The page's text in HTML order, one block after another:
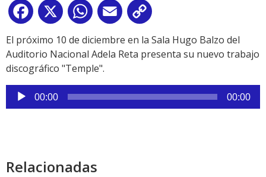
Facebook
X WhatsApp
Email
Link
El próximo 10 de diciembre en la Sala Hugo Balzo del
Auditorio Nacional Adela Reta presenta su nuevo trabajo
discográfico "Temple".
Reproductor
de
00:00 00:00
Relacionadas